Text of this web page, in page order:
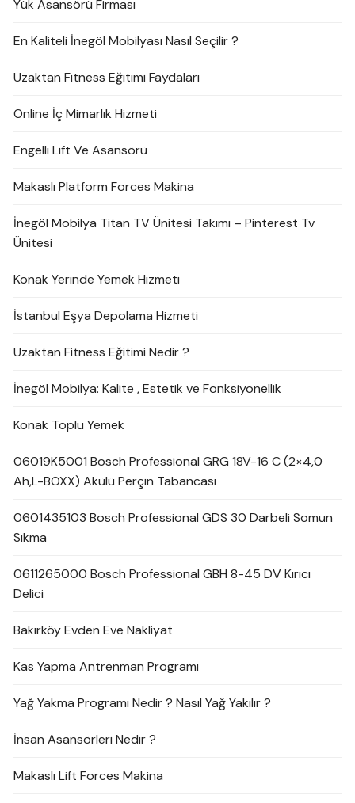
Yük Asansörü Firması
En Kaliteli İnegöl Mobilyası Nasıl Seçilir ?
Uzaktan Fitness Eğitimi Faydaları
Online İç Mimarlık Hizmeti
Engelli Lift Ve Asansörü
Makaslı Platform Forces Makina
İnegöl Mobilya Titan TV Ünitesi Takımı – Pinterest Tv
Ünitesi
Konak Yerinde Yemek Hizmeti
İstanbul Eşya Depolama Hizmeti
Uzaktan Fitness Eğitimi Nedir ?
İnegöl Mobilya: Kalite , Estetik ve Fonksiyonellik
Konak Toplu Yemek
06019K5001 Bosch Professional GRG 18V-16 C (2×4,0
Ah,L-BOXX) Akülü Perçin Tabancası
0601435103 Bosch Professional GDS 30 Darbeli Somun
Sıkma
0611265000 Bosch Professional GBH 8-45 DV Kırıcı
Delici
Bakırköy Evden Eve Nakliyat
Kas Yapma Antrenman Programı
Yağ Yakma Programı Nedir ? Nasıl Yağ Yakılır ?
İnsan Asansörleri Nedir ?
Makaslı Lift Forces Makina